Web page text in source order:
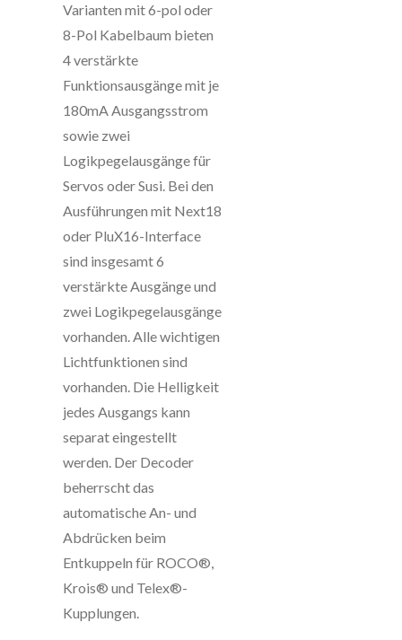
Varianten mit 6-pol oder
8-Pol Kabelbaum bieten
4 verstärkte
Funktionsausgänge mit je
180mA Ausgangsstrom
sowie zwei
Logikpegelausgänge für
Servos oder Susi. Bei den
Ausführungen mit Next18
oder PluX16-Interface
sind insgesamt 6
verstärkte Ausgänge und
zwei Logikpegelausgänge
vorhanden. Alle wichtigen
Lichtfunktionen sind
vorhanden. Die Helligkeit
jedes Ausgangs kann
separat eingestellt
werden. Der Decoder
beherrscht das
automatische An- und
Abdrücken beim
Entkuppeln für ROCO®,
Krois® und Telex®-
Kupplungen.